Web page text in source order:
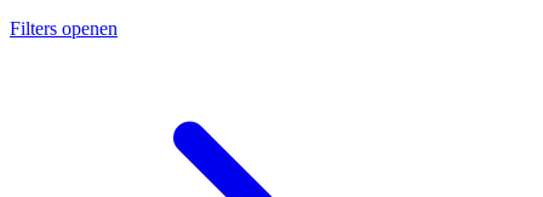
Filters openen